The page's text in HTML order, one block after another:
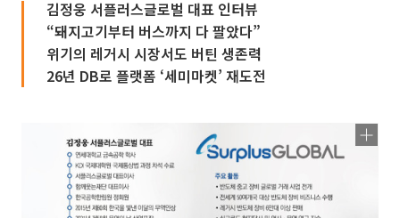
김정웅 서플러스글로벌 대표 인터뷰
“돼지고기부터 버스까지 다 팔았다”
위기의 레거시 시장서도 버틴 생존력
26년 DB로 플랫폼 ‘세미마켓’ 재도전